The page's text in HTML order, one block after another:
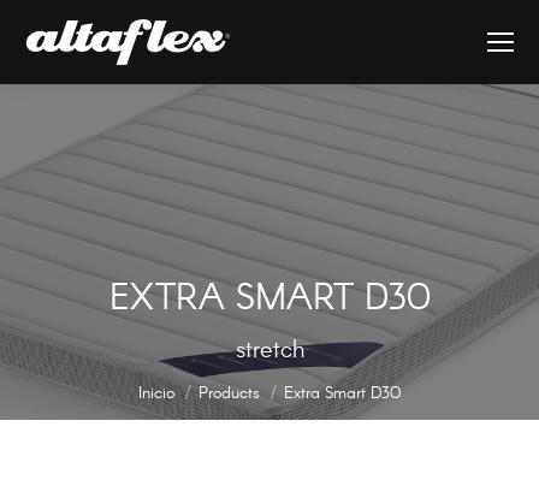
EXTRA SMART D30
stretch
Estás aquí:
Inicio Products Extra Smart D30